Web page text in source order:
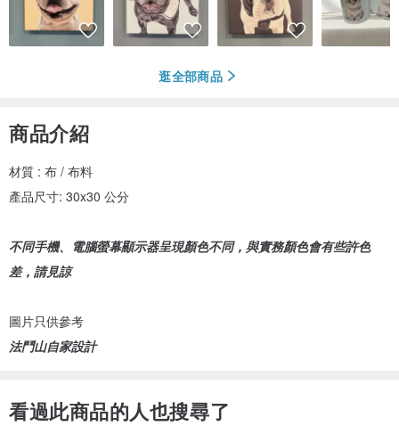
逛全部商品
商品介紹
材質 : 布 / 布料
產品尺寸: 30x30 公分
不同手機、電腦螢幕顯示器呈現顏色不同，與實務顏色會有些許色
差，請見諒
圖片只供參考
法鬥山自家設計
看過此商品的人也搜尋了